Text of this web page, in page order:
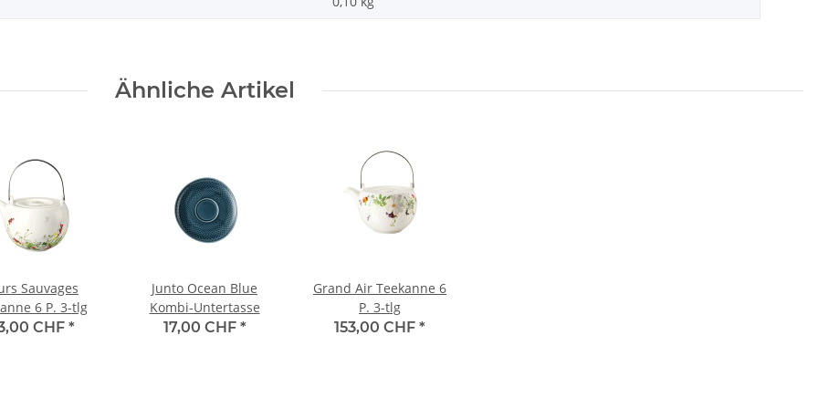
Ähnliche Artikel
Sauvages
6 P. 3-tlg
CHF *
Junto Ocean Blue
Kombi-Untertasse
17,00 CHF *
Grand Air Teekanne 6
P. 3-tlg
153,00 CHF *